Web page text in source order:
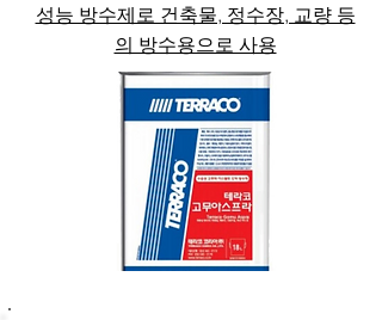
성능 방수제로 건축물, 정수장, 교량 등
의 방수용으로 사용